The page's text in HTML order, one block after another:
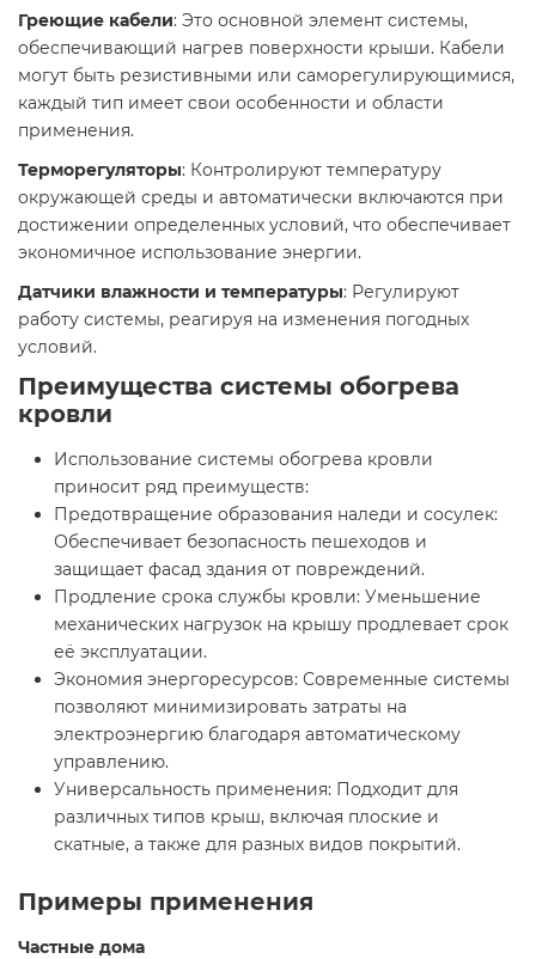
Греющие кабели: Это основной элемент системы,
обеспечивающий нагрев поверхности крыши. Кабели
могут быть резистивными или саморегулирующимися,
каждый тип имеет свои особенности и области
применения.
Терморегуляторы: Контролируют температуру
окружающей среды и автоматически включаются при
достижении определенных условий, что обеспечивает
экономичное использование энергии.
Датчики влажности и температуры: Регулируют
работу системы, реагируя на изменения погодных
условий.
Преимущества системы обогрева
кровли
Использование системы обогрева кровли
приносит ряд преимуществ:
Предотвращение образования наледи и сосулек:
Обеспечивает безопасность пешеходов и
защищает фасад здания от повреждений.
Продление срока службы кровли: Уменьшение
механических нагрузок на крышу продлевает срок
её эксплуатации.
Экономия энергоресурсов: Современные системы
позволяют минимизировать затраты на
электроэнергию благодаря автоматическому
управлению.
Универсальность применения: Подходит для
различных типов крыш, включая плоские и
скатные, а также для разных видов покрытий.
Примеры применения
Частные дома